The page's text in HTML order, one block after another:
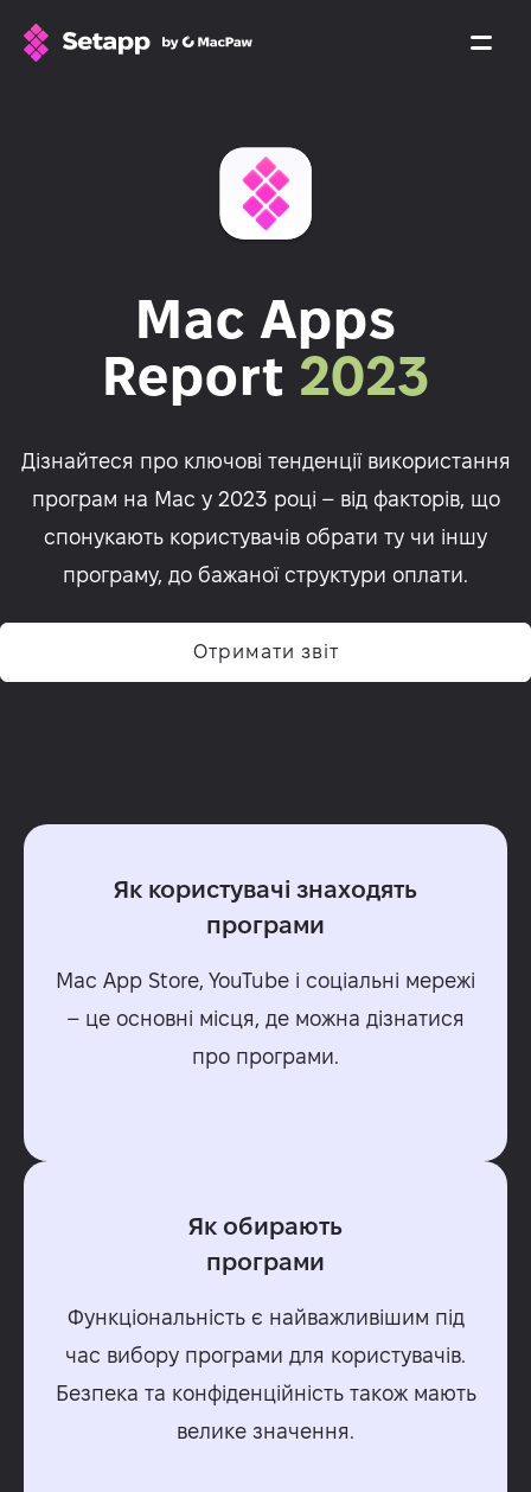
Mac Apps
Report 2023
Дізнайтеся про ключові тенденції використання
програм на Mac у 2023 році – від факторів, що
спонукають користувачів обрати ту чи іншу
програму, до бажаної структури оплати.
Отримати звіт
Як користувачі знаходять
програми
Mac App Store, YouTube і соціальні мережі
– це основні місця, де можна дізнатися
про програми.
Як обирають
програми
Функціональність є найважливішим під
час вибору програми для користувачів.
Безпека та конфіденційність також мають
велике значення.